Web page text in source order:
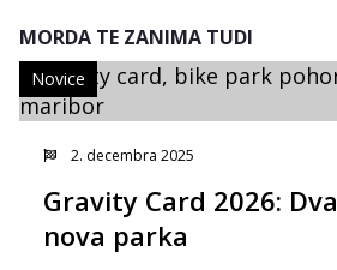
MORDA TE ZANIMA TUDI
2. decembra 2025
Gravity Card 2026: Dva
nova parka
Novice